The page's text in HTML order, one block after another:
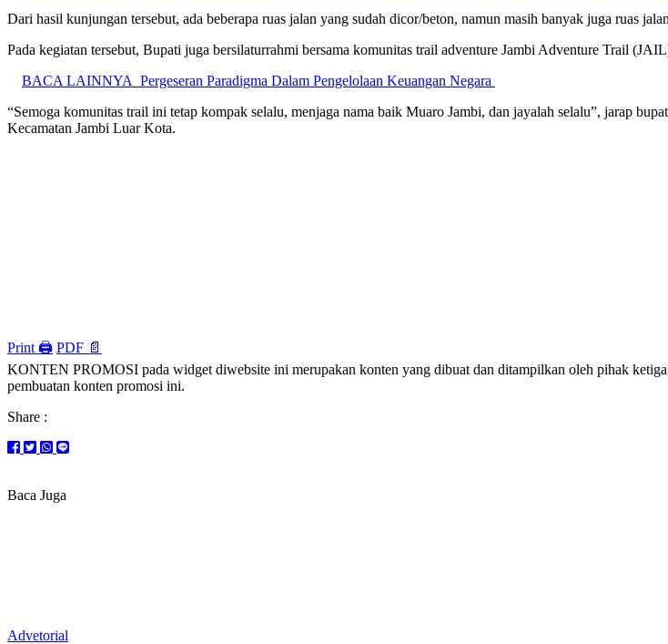
Dari hasil kunjungan tersebut, ada beberapa ruas jalan yang sudah dicor/beton, namun masih banyak juga ruas
Pada kegiatan tersebut, Bupati juga bersilaturrahmi bersama komunitas trail adventure Jambi Adventure Trail
BACA LAINNYA Pergeseran Paradigma Dalam Pengelolaan Keuangan Negara
“Semoga komunitas trail ini tetap kompak selalu, menjaga nama baik Muaro Jambi, dan jayalah selalu”, jarap
Kecamatan Jambi Luar Kota.
Print 🖨 PDF 📄
KONTEN PROMOSI pada widget diwebsite ini merupakan konten yang dibuat dan ditampilkan oleh pihak
pembuatan konten promosi ini.
Share :
Baca Juga
Advetorial